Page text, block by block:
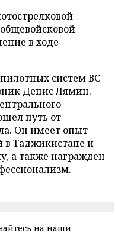
в ходе
систем ВС
Денис Лямин.
путь от
Он имеет опыт
в Таджикистане и
а также награжден
на наши